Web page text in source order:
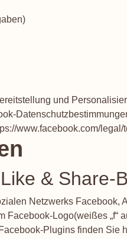
und
www.facebook.com/legal/
& Share-
Netzwerks Facebook,
Logo(weißes „f“
Plugins finden Sie